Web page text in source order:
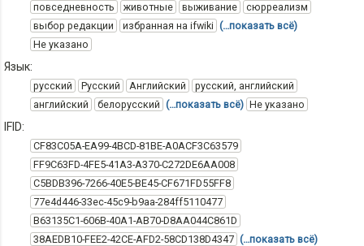
повседневность животные выживание
сюрреализм
выбор редакции
избранная на ifwiki (…показать всё)
Не указано
Язык:
русский Русский Английский
русский, английский
английский
белорусский (…показать всё) Не указано
IFID:
CF83C05A-EA99-4BCD-81BE-A0ACF3C63579
FF9C63FD-4FE5-41A3-A370-C272DE6AA008
C5BDB396-7266-40E5-BE45-CF671FD55FF8
77e4d446-33ec-45c9-b9aa-284ff5110477
B63135C1-606B-40A1-AB70-D8AA044C861D
38AEDB10-FEE2-42CE-AFD2-58CD138D4347 (…показать всё)